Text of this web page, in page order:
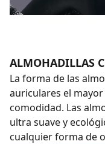
ALMOHADILLAS
La forma de las
auriculares el
comodidad. Las
ultra suave y
cualquier forma de